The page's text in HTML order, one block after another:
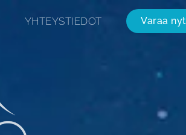
YHTEYSTIEDOT Varaa nyt